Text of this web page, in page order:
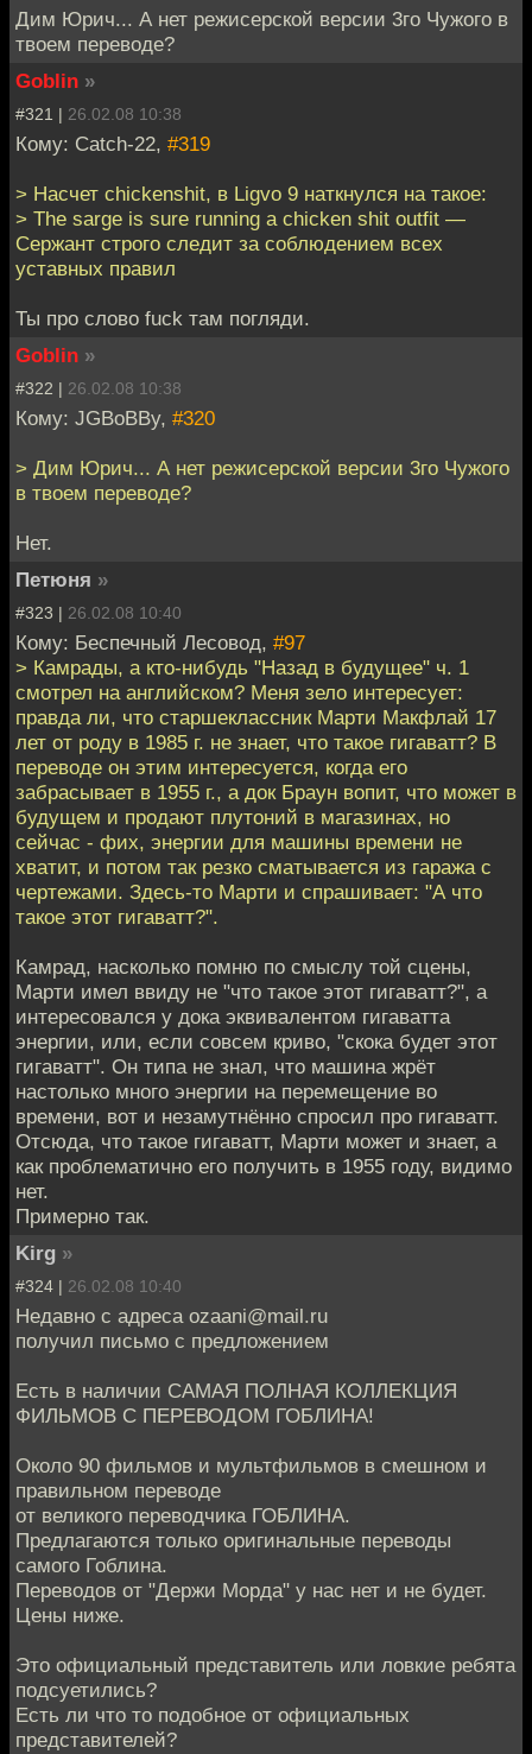
Дим Юрич... А нет режисерской версии 3го Чужого в
твоем переводе?
Goblin »
#321 | 26.02.08 10:38
Кому: Catch-22, #319
> Насчет chickenshit, в Ligvo 9 наткнулся на такое:
> The sarge is sure running a chicken shit outfit —
Сержант строго следит за соблюдением всех
уставных правил
Ты про слово fuck там погляди.
Goblin »
#322 | 26.02.08 10:38
Кому: JGBoBBy, #320
> Дим Юрич... А нет режисерской версии 3го Чужого
в твоем переводе?
Нет.
Петюня »
#323 | 26.02.08 10:40
Кому: Беспечный Лесовод, #97
> Камрады, а кто-нибудь "Назад в будущее" ч. 1
смотрел на английском? Меня зело интересует:
правда ли, что старшеклассник Марти Макфлай 17
лет от роду в 1985 г. не знает, что такое гигаватт? В
переводе он этим интересуется, когда его
забрасывает в 1955 г., а док Браун вопит, что может в
будущем и продают плутоний в магазинах, но
сейчас - фих, энергии для машины времени не
хватит, и потом так резко сматывается из гаража с
чертежами. Здесь-то Марти и спрашивает: "А что
такое этот гигаватт?".
Камрад, насколько помню по смыслу той сцены,
Марти имел ввиду не "что такое этот гигаватт?", а
интересовался у дока эквивалентом гигаватта
энергии, или, если совсем криво, "скока будет этот
гигаватт". Он типа не знал, что машина жрёт
настолько много энергии на перемещение во
времени, вот и незамутнённо спросил про гигаватт.
Отсюда, что такое гигаватт, Марти может и знает, а
как проблематично его получить в 1955 году, видимо
нет.
Примерно так.
Kirg »
#324 | 26.02.08 10:40
Недавно с адреса ozaani@mail.ru
получил письмо с предложением
Есть в наличии САМАЯ ПОЛНАЯ КОЛЛЕКЦИЯ
ФИЛЬМОВ С ПЕРЕВОДОМ ГОБЛИНА!
Около 90 фильмов и мультфильмов в смешном и
правильном переводе
от великого переводчика ГОБЛИНА.
Предлагаются только оригинальные переводы
самого Гоблина.
Переводов от "Держи Морда" у нас нет и не будет.
Цены ниже.
Это официальный представитель или ловкие ребята
подсуетились?
Есть ли что то подобное от официальных
представителей?